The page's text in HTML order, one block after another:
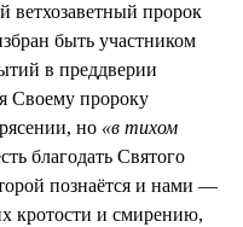
ветхозаветный пророк
быть участником
в преддверии
Своему пророку
но «в тихом
благодать Святого
познаётся и нами —
кротости и смирению,